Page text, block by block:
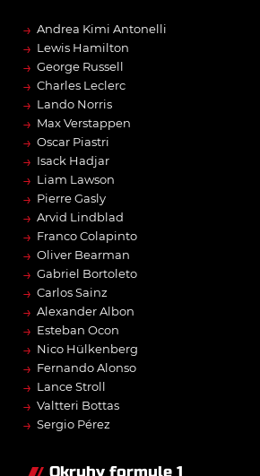
→ Andrea Kimi Antonelli
→ Lewis Hamilton
→ George Russell
→ Charles Leclerc
→ Lando Norris
→ Max Verstappen
→ Oscar Piastri
→ Isack Hadjar
→ Liam Lawson
→ Pierre Gasly
→ Arvid Lindblad
→ Franco Colapinto
→ Oliver Bearman
→ Gabriel Bortoleto
→ Carlos Sainz
→ Alexander Albon
→ Esteban Ocon
→ Nico Hülkenberg
→ Fernando Alonso
→ Lance Stroll
→ Valtteri Bottas
→ Sergio Pérez
Okruhy formule 1